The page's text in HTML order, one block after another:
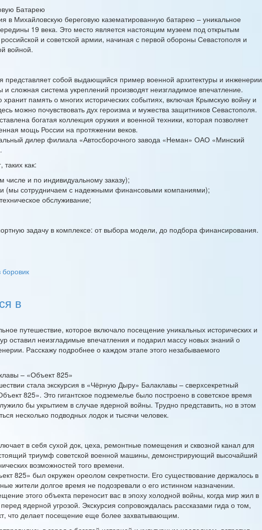
Батарею
в Михайловскую береговую казематированную батарею – уникальное
19 века. Это место является настоящим музеем под открытым
и советской армии, начиная с первой обороны Севастополя и
войной.
представляет собой выдающийся пример военной архитектуры и инженерии
сложная система укреплений производят неизгладимое впечатление.
хранит память о многих исторических событиях, включая Крымскую войну и
можно почувствовать дух героизма и мужества защитников Севастополя.
богатая коллекция оружия и военной техники, которая позволяет
мощь России на протяжении веков.
дилер филиала «Автосборочного завода «Неман» ОАО «Минский
как:
и по индивидуальному заказу);
(мы сотрудничаем с надежными финансовыми компаниями);
обслуживание;
задачу в комплексе: от выбора модели, до подбора финансирования.
в
путешествие, которое включало посещение уникальных исторических и
оставил неизгладимые впечатления и подарил массу новых знаний о
Расскажу подробнее о каждом этапе этого незабываемого
– «Объект 825»
стала экскурсия в «Чёрную Дыру» Балаклавы – сверхсекретный
825». Это гигантское подземелье было построено в советское время
бы укрытием в случае ядерной войны. Трудно представить, но в этом
несколько подводных лодок и тысячи человек.
в себя сухой док, цеха, ремонтные помещения и сквозной канал для
триумф советской военной машины, демонстрирующий высочайший
возможностей того времени.
825» был окружен ореолом секретности. Его существование держалось в
жители долгое время не подозревали о его истинном назначении.
этого объекта переносит вас в эпоху холодной войны, когда мир жил в
ядерной угрозой. Экскурсия сопровождалась рассказами гида о том,
что делает посещение еще более захватывающим.